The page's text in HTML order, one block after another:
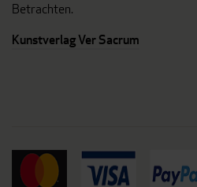
Betrachten.
Kunstverlag Ver Sacrum